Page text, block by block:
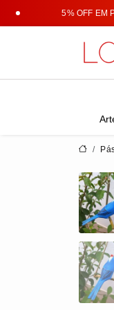
5% OFF EM